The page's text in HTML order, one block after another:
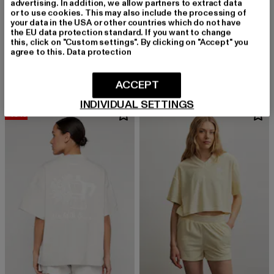
PEGADOR
Fia Heavy Oversized
PEGADOR
33,93 EUR
Derzeitiger Preis: 33,93 EUR
49,90 EURAktionspreis:
-10%
advertising. In addition, we allow partners to extract data
or to use cookies. This may also include the processing of
your data in the USA or other countries which do not have
the EU data protection standard. If you want to change
this, click on "Custom settings". By clicking on "Accept" you
agree to this. Data protection
INDIVIDUAL SETTINGS
ACCEPT